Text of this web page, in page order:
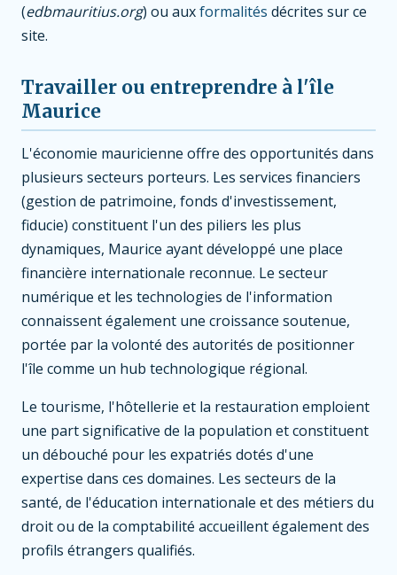
(edbmauritius.org) ou auxformalités décrites sur ce
site.
Travailler ou entreprendre à l'île
Maurice
L'économie mauricienne offre des opportunités dans
plusieurs secteurs porteurs. Les services financiers
(gestion de patrimoine, fonds d'investissement,
fiducie) constituent l'un des piliers les plus
dynamiques, Maurice ayant développé une place
financière internationale reconnue. Le secteur
numérique et les technologies de l'information
connaissent également une croissance soutenue,
portée par la volonté des autorités de positionner
l'île comme un hub technologique régional.
Le tourisme, l'hôtellerie et la restauration emploient
une part significative de la population et constituent
un débouché pour les expatriés dotés d'une
expertise dans ces domaines. Les secteurs de la
santé, de l'éducation internationale et des métiers du
droit ou de la comptabilité accueillent également des
profils étrangers qualifiés.